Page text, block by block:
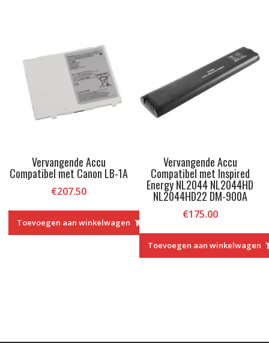
Vervangende Accu
Compatibel met Canon LB-1A
€207.50
Toevoegen aan winkelwagen
Vervangende Accu
Compatibel met Inspired
Energy NL2044 NL2044HD
NL2044HD22 DM-900A
€175.00
Toevoegen aan winkelwagen